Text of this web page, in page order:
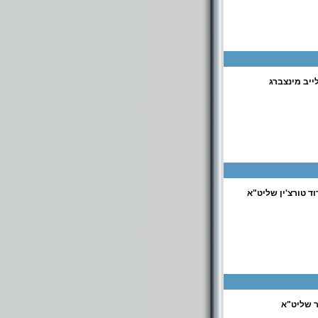
מינצברג
טורצ'ין שליט"א
שליט"א